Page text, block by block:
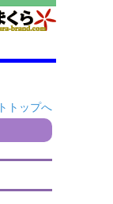
トップへ